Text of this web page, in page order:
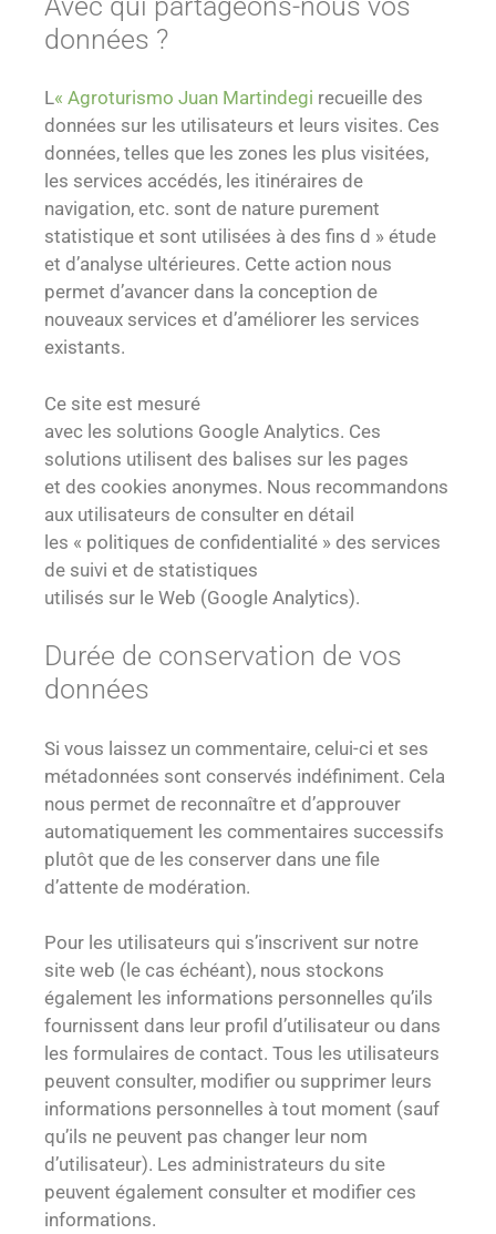
données ?
L« Agroturismo Juan Martindegi recueille des
données sur les utilisateurs et leurs visites. Ces
données, telles que les zones les plus visitées,
les services accédés, les itinéraires de
navigation, etc. sont de nature purement
statistique et sont utilisées à des fins d » étude
et d’analyse ultérieures. Cette action nous
permet d’avancer dans la conception de
nouveaux services et d’améliorer les services
existants.
Ce site est mesuré
avec les solutions Google Analytics. Ces
solutions utilisent des balises sur les pages
et des cookies anonymes. Nous recommandons
aux utilisateurs de consulter en détail
les « politiques de confidentialité » des services
de suivi et de statistiques
utilisés sur le Web (Google Analytics).
Durée de conservation de vos
données
Si vous laissez un commentaire, celui-ci et ses
métadonnées sont conservés indéfiniment. Cela
nous permet de reconnaître et d’approuver
automatiquement les commentaires successifs
plutôt que de les conserver dans une file
d’attente de modération.
Pour les utilisateurs qui s’inscrivent sur notre
site web (le cas échéant), nous stockons
également les informations personnelles qu’ils
fournissent dans leur profil d’utilisateur ou dans
les formulaires de contact. Tous les utilisateurs
peuvent consulter, modifier ou supprimer leurs
informations personnelles à tout moment (sauf
qu’ils ne peuvent pas changer leur nom
d’utilisateur). Les administrateurs du site
peuvent également consulter et modifier ces
informations.